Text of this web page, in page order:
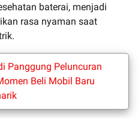
baterai, menjadi
rasa nyaman saat
Panggung Peluncuran
Beli Mobil Baru